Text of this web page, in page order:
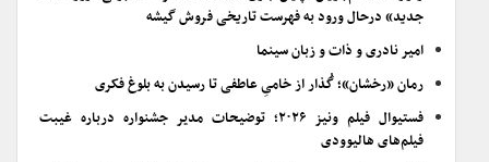
جدید» درحال ورود به فهرست تاریخی فروش گیشه
امیر نادری و ذات و زبان سینما
رمان «رخشان»؛ گُذار از خامیِ عاطفی تا رسیدن به بلوغ فکری
فستیوال فیلم ونیز ۲۰۲۶؛ توضیحات مدیر جشنواره درباره غیبت
فیلم‌های هالیوودی